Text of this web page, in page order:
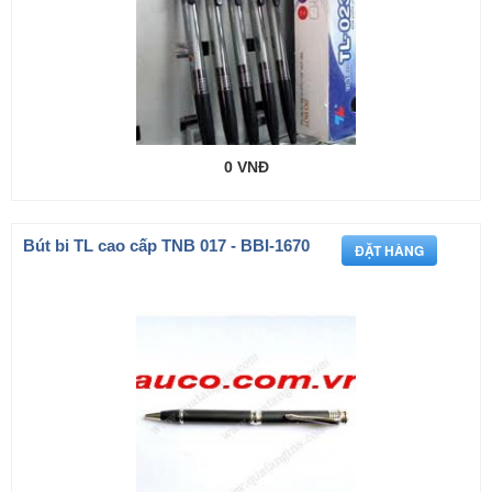
0 VNĐ
Bút bi TL cao cấp TNB 017 - BBI-1670